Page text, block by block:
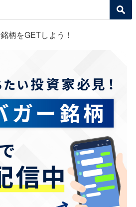
柄をGETしよう！